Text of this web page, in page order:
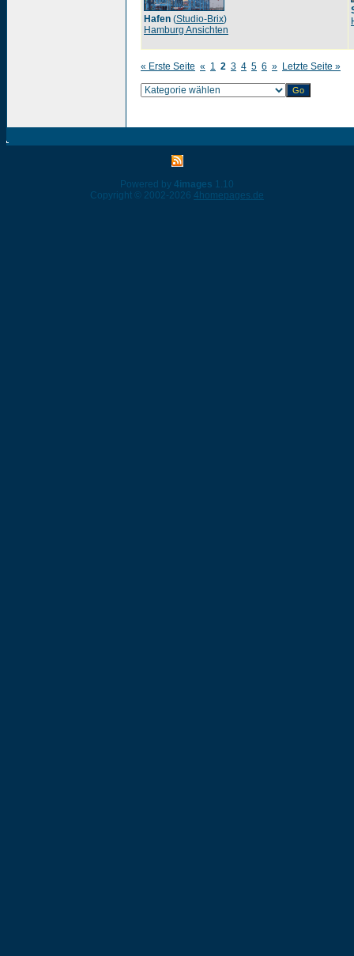
Hafen (Studio-Brix)
Hamburg Ansichten
« Erste Seite « 1 2 3 4 5 6 » Letzte Seite »
Powered by 4images 1.10
Copyright © 2002-2026 4homepages.de